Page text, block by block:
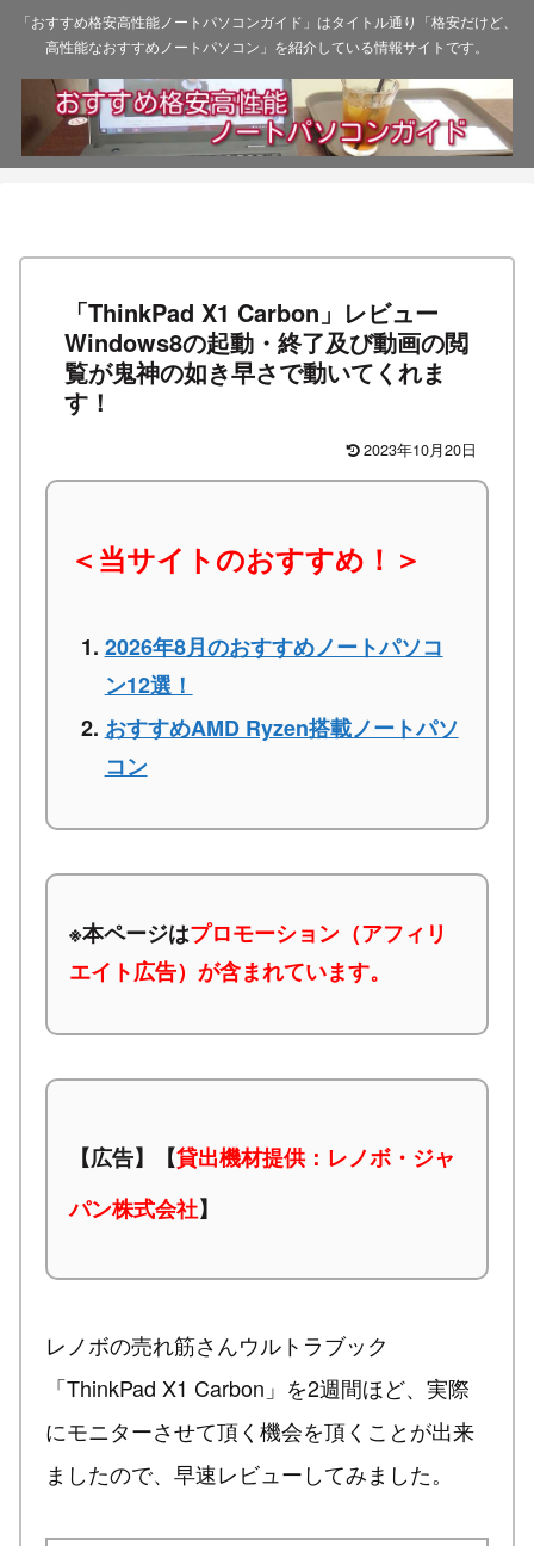
「おすすめ格安高性能ノートパソコンガイド」はタイトル通り「格安だけど、
高性能なおすすめノートパソコン」を紹介している情報サイトです。
「ThinkPad X1 Carbon」レビュー
Windows8の起動・終了及び動画の閲
覧が鬼神の如き早さで動いてくれま
す！
2023年10月20日
＜当サイトのおすすめ！＞
2026年8月のおすすめノートパソコ
ン12選！
おすすめAMD Ryzen搭載ノートパソ
コン
※本ページはプロモーション（アフィリ
エイト広告）が含まれています。
【広告】【貸出機材提供：レノボ・ジャ
パン株式会社】
レノボの売れ筋さんウルトラブック
「ThinkPad X1 Carbon」を2週間ほど、実際
にモニターさせて頂く機会を頂くことが出来
ましたので、早速レビューしてみました。